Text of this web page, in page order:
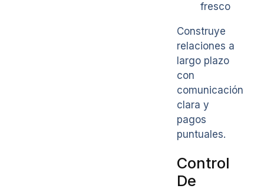
fresco
Construye
relaciones a
largo plazo
con
comunicación
clara y
pagos
puntuales.
Control
De